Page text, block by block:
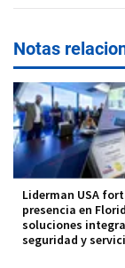
Notas
Liderman USA
presencia en
soluciones
seguridad y